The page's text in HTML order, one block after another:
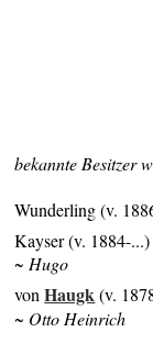
bekannte Besitzer
Wunderling (v.
Kayser (v. 1884-...)
~ Hugo
vonHaugk(v.
~ Otto Heinrich